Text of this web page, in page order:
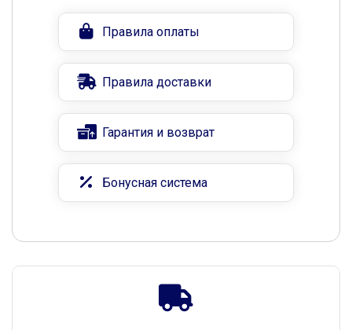
Правила оплаты
Правила доставки
Гарантия и возврат
Бонусная система